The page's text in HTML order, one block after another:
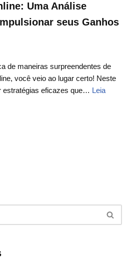
Uma Análise
seus Ganhos
de maneiras surpreendentes de
você veio ao lugar certo! Neste
estratégias eficazes que… Leia